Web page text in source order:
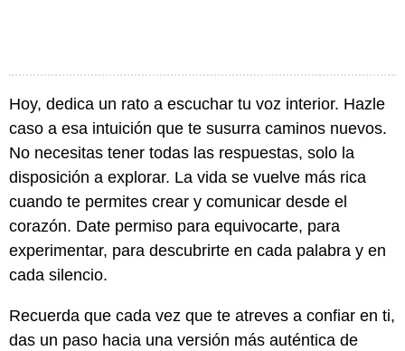
Hoy, dedica un rato a escuchar tu voz interior. Hazle
caso a esa intuición que te susurra caminos nuevos.
No necesitas tener todas las respuestas, solo la
disposición a explorar. La vida se vuelve más rica
cuando te permites crear y comunicar desde el
corazón. Date permiso para equivocarte, para
experimentar, para descubrirte en cada palabra y en
cada silencio.
Recuerda que cada vez que te atreves a confiar en ti,
das un paso hacia una versión más auténtica de